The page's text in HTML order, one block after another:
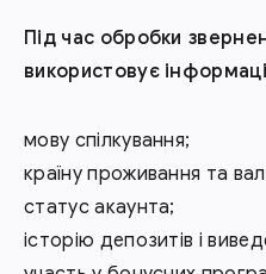
Під час обробки
використовує
мову спілкування;
країну проживання та
статус акаунта;
історію депозитів і